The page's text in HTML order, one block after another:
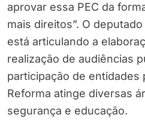
aprovar essa PEC da
mais direitos”. O
está articulando a
realização de audiências
participação de entidades
Reforma atinge diversas
segurança e educação.